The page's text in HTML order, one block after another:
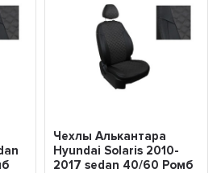
Чехлы Алькантара
Hyundai Solaris 2010-
2017 sedan 40/60 Ромб